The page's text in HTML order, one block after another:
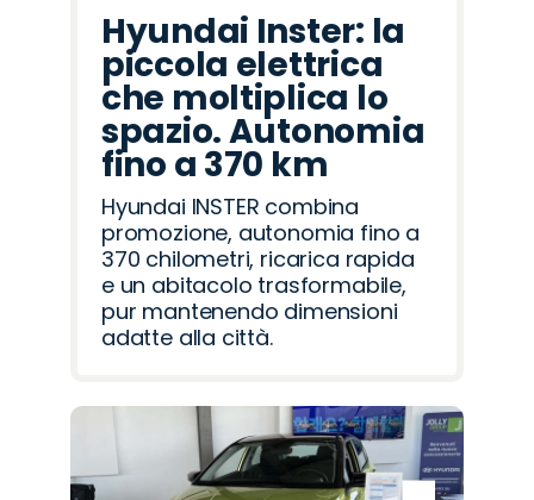
Hyundai Inster: la
piccola elettrica
che moltiplica lo
spazio. Autonomia
fino a 370 km
Hyundai INSTER combina
promozione, autonomia fino a
370 chilometri, ricarica rapida
e un abitacolo trasformabile,
pur mantenendo dimensioni
adatte alla città.